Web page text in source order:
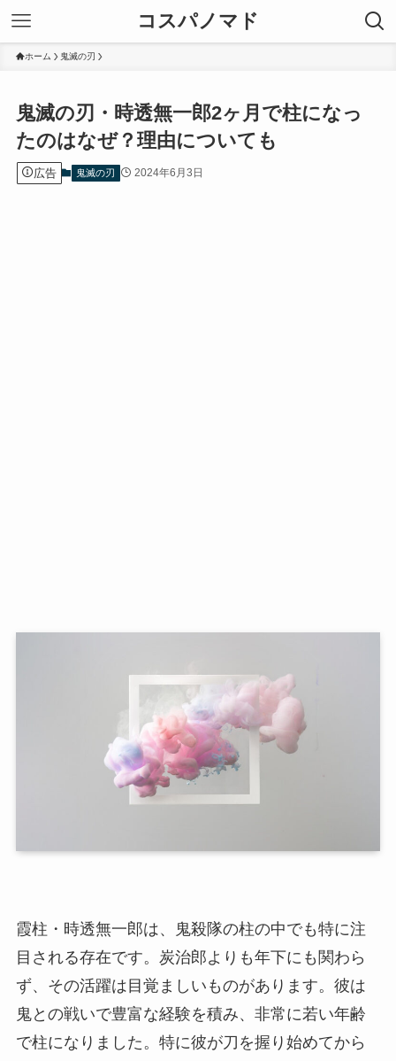
コスパノマド
ホーム 鬼滅の刃
鬼滅の刃・時透無一郎2ヶ月で柱になっ
たのはなぜ？理由についても
広告 鬼滅の刃 2024年6月3日
霞柱・時透無一郎は、鬼殺隊の柱の中でも特に注
目される存在です。炭治郎よりも年下にも関わら
ず、その活躍は目覚ましいものがあります。彼は
鬼との戦いで豊富な経験を積み、非常に若い年齢
で柱になりました。特に彼が刀を握り始めてから